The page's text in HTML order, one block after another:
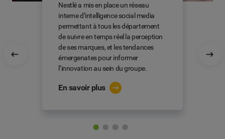
Nestlé a mis en place un réseau
interne d’intelligence social media
permettant à tous les département
de suivre en temps réel la perception
de ses marques, et les tendances
émergenates pour informer
l’innovation au sein du groupe.
En savoir plus